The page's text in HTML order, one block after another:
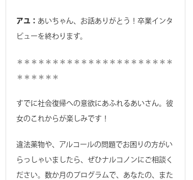
アユ： あいちゃん、お話ありがとう！卒業インタ
ビューを終わります。
＊＊＊＊＊＊＊＊＊＊＊＊＊＊＊＊＊＊＊＊＊＊
＊＊＊＊＊＊
すでに社会復帰への意欲にあふれるあいさん。彼
女のこれからが楽しみです！
違法薬物や、アルコールの問題でお困りの方がい
らっしゃいましたら、ぜひナルコノンにご相談く
ださい。数か月のプログラムで、あなたの、また